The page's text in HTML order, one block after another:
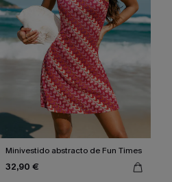
Minivestido abstracto de Fun Times
32,90 €